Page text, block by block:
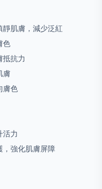
肌膚，減少泛紅
色
抵抗力
膚
膚色
活力
，強化肌膚屏障